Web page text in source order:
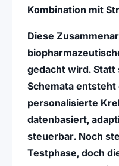
Kombination mit
Diese
gedacht wird.
Schemata entsteht
personalisierte
datenbasiert,
steuerbar. Noch
Testphase, doch